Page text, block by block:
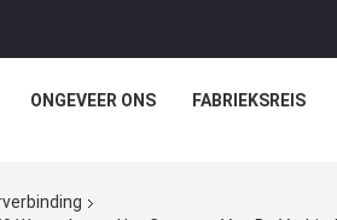
ONGEVEER ONS FABRIEKSREIS